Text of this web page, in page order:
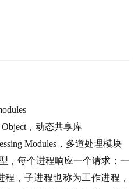
，动态共享库
Modules，多道处理模块
个进程响应一个请求；一
，子进程也称为工作进程，